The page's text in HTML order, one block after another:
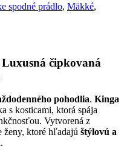
spodné prádlo, Mäkké,
čipkovaná
pohodlia. Kinga
s kosticami, ktorá spája
Vytvorená z
ženy, ktoré hľadajú štýlovú a
.